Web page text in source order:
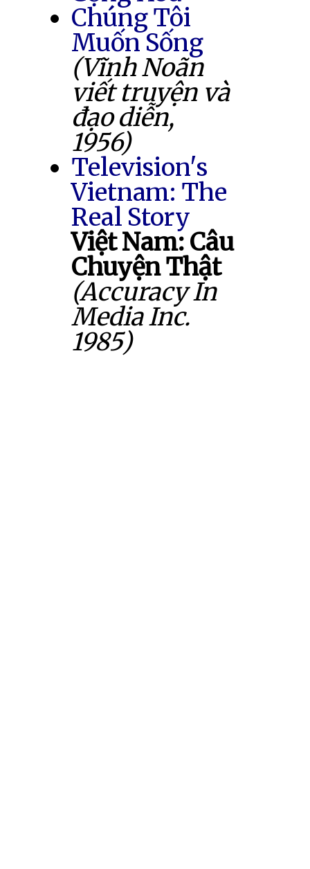
Chúng Tôi
Muốn Sống
(Vĩnh Noãn
viết truyện và
đạo diễn,
1956)
Television's
Vietnam: The
Real Story
Việt Nam: Câu
Chuyện Thật
(Accuracy In
Media Inc.
1985)